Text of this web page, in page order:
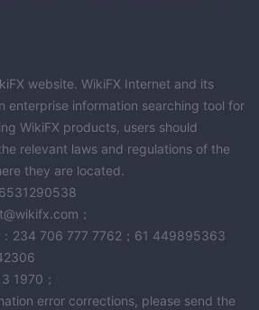
website. WikiFX Internet and its
enterprise information searching tool for
WikiFX products, users should
relevant laws and regulations of the
they are located.
；
234 706 777 7762；61 449895363
1970；
error corrections, please send the